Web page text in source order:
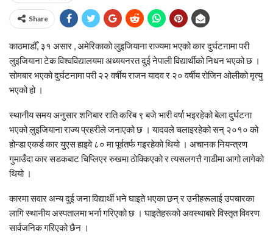
Share
काठमाडौँ, ३१ असार , अमेरिकाको लुइजियाना राज्यमा भएको कार दुर्घटनामा परी
लुइजियाना टेक विश्वविद्यालयमा अध्ययनरत दुई नेपाली विद्यार्थीको निधन भएको छ ।
सोमबार भएको दुर्घटनामा परी २२ वर्षीय राजन यादव र २० वर्षीय रोजिन ओलीको मृत्यु
भएको हो ।
स्थानीय समय अनुसार शनिबार राति करिब ९ बजे भारी वर्षा भइरहेको बेला दुर्घटना
भएको लुइजियाना राज्य प्रहरीले जनाएको छ । यादवले चलाइरहेको सन् २०१० को
होन्डा एकर्ड कार युएस हाइवे ८० मा पूर्वतर्फ गइरहेको थियो । अचानक नियन्त्रण
गुमाउँदा कार सडकबाट चिप्लिएर रुखमा ठोक्किएको र त्यसलगत्तै गाडीमा आगो लागेको
थियो ।
कारमा सवार अन्य दुई जना विद्यार्थी भने घाइते भएका छन् र उनीहरूलाई उपचारका
लागि स्थानीय अस्पतालमा भर्ना गरिएको छ । घाइतेहरूको अवस्थाबारे विस्तृत विवरण
सार्वजनिक गरिएको छैन ।